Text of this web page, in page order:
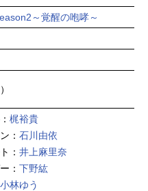
～覚醒の咆哮～
梶裕貴
： 石川由依
： 井上麻里奈
： 下野紘
小林ゆう